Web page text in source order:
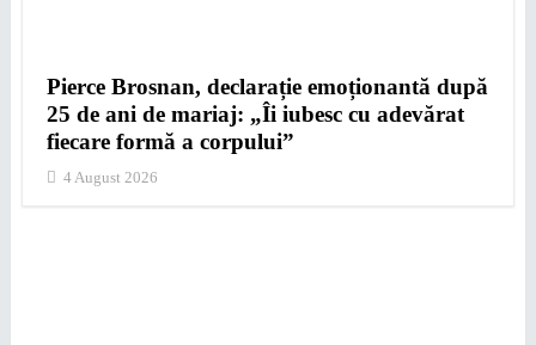
Pierce Brosnan, declarație emoționantă după
25 de ani de mariaj: „Îi iubesc cu adevărat
fiecare formă a corpului”
4 August 2026